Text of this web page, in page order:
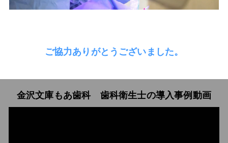
ご協力ありがとうございました。
金沢文庫もあ歯科 歯科衛生士の導入事例動画